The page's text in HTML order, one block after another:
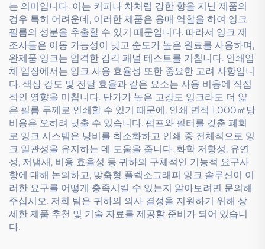
는 의미입니다. 이는 커피나 차처럼 강한 향을 지닌 제품의
경우 특히 어려운데, 이러한 제품은 용매 역할을 하여 잉크
필름의 성분을 추출할 수 있기 때문입니다. 따라서 잉크 제
조사들은 이동 가능성이 낮고 순도가 높은 원료를 사용하며,
완제품 잉크는 엄격한 감각 패널 테스트를 거칩니다. 인쇄업
체 입장에서는 잉크 사용 효율성 또한 중요한 고려 사항입니
다. 색상 강도 및 전달 효율과 같은 요소는 사용 비용에 직접
적인 영향을 미칩니다. 단가가 높은 고강도 잉크라도 더 얇
은 필름 두께로 인쇄할 수 있기 때문에, 인쇄 면적 1,000㎡당
비용은 오히려 낮출 수 있습니다. 펌프와 필터를 갖춘 폐회
로 잉크 시스템은 낭비를 최소화하고 인쇄 중 전체적으로 잉
크 일관성을 유지하는 데 도움을 줍니다. 화학 저항성, 유연
성, 저냄새, 비용 효율성 등 귀하의 구체적인 기능적 요구사
항에 대해 논의하고, 맞춤형 플렉소그래피 잉크 솔루션이 이
러한 요구를 어떻게 충족시킬 수 있는지 알아보려면 문의해
주십시오. 저희 팀은 귀하의 의사 결정을 지원하기 위해 상
세한 제품 추천 및 기술 자료를 제공할 준비가 되어 있습니
다.